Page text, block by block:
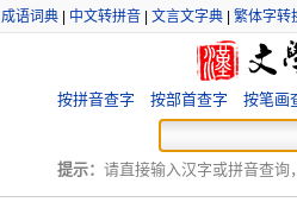
成语词典 中文转拼音 文言文字典 繁体字转
按拼音查字 按部首查字 按笔画
提示： 请直接输入汉字或拼音查询